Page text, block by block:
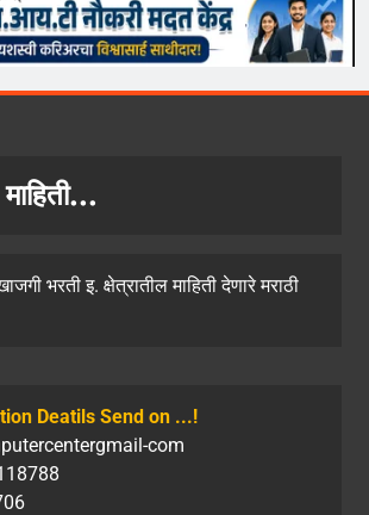
भरती इ. क्षेत्रातील माहिती देणारे मराठी
Deatils Send on ...!
com